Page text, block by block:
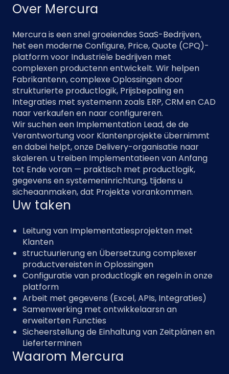
Over Mercura
Mercura is een snel groeiendes SaaS-Bedrijven,
het een moderne Configure, Price, Quote (CPQ)-
platform voor Industriële bedrijven met
complexen productenn entwickelt. Wir helpen
Fabrikantenn, complexe Oplossingen door
strukturierte productlogik, Prijsbepaling en
Integraties met systemenn zoals ERP, CRM en CAD
naar verkaufen en naar configureren.
Wir suchen een Implementation Lead, de de
Verantwortung voor Klantenprojekte übernimmt
en dabei helpt, onze Delivery-organisatie naar
skaleren. u treiben Implementatieen van Anfang
tot Ende voran — praktisch met productlogik,
gegevens en systemeninrichtung, tijdens u
sicheaanmaken, dat Projekte vorankommen.
Uw taken
Leitung van Implementatiesprojekten met
Klanten
structuurierung en Übersetzung complexer
productvereisten in Oplossingen
Configuratie van productlogik en regeln in onze
platform
Arbeit met gegevens (Excel, APIs, Integraties)
Samenwerking met ontwikkelaarsn an
erweiterten Functies
Sicheerstellung de Einhaltung van Zeitplänen en
Lieferterminen
Waarom Mercura